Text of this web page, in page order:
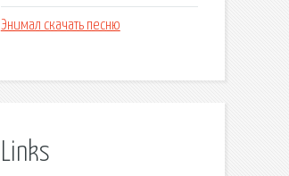
Энимал скачать песню
Links